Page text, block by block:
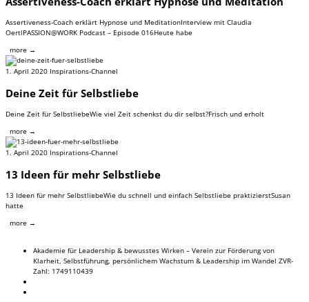
Assertiveness-Coach erklärt Hypnose und MeditationInterview mit Claudia
OertlPASSION@WORK Podcast – Episode 016Heute habe
more →
1. April 2020 Inspirations-Channel
Deine Zeit für Selbstliebe
Deine Zeit für SelbstliebeWie viel Zeit schenkst du dir selbst?Frisch und erholt
more →
1. April 2020 Inspirations-Channel
13 Ideen für mehr Selbstliebe
13 Ideen für mehr SelbstliebeWie du schnell und einfach Selbstliebe praktizierstSusan
hatte
more →
Akademie für Leadership & bewusstes Wirken – Verein zur Förderung von
Klarheit, Selbstführung, persönlichem Wachstum & Leadership im Wandel ZVR-
Zahl: 1749110439